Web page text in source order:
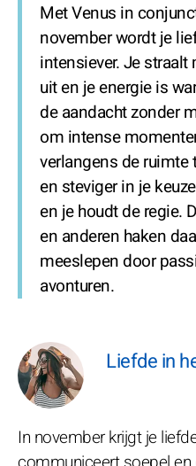
Met Venus in
november wordt je
intensiever. Je
uit en je energie is
de aandacht zonder
om intense
verlangens de ruimte
en steviger in je
en je houdt de regie.
en anderen haken
meeslepen door
avonturen.
Liefde in
In november krijgt je